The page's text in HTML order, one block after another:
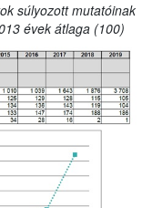
súlyozott mutatóinak
évek átlaga (100)